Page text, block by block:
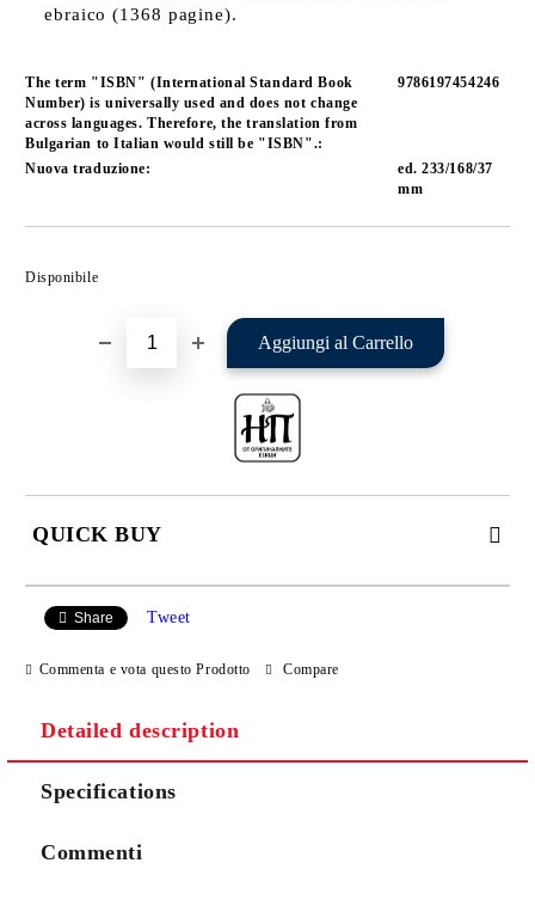
ebraico (1368 pagine).
The term "ISBN" (International Standard Book
Number) is universally used and does not change
across languages. Therefore, the translation from
Bulgarian to Italian would still be "ISBN".:
9786197454246
Nuova traduzione:
ed. 233/168/37
mm
Disponibile
QUICK BUY
I agree to Privacy Policy
We will contact you to finalize the order
Share Tweet
Commenta e vota questo Prodotto Compare
Detailed description
Specifications
Commenti